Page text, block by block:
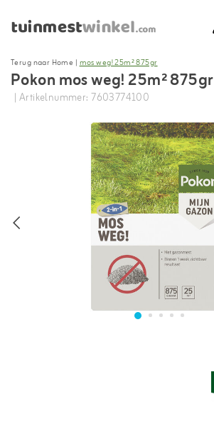
Terug naar Home |mos weg! 25m² 875gr
Pokon mos weg! 25m² 875gr
| Artikelnummer: 7603774100